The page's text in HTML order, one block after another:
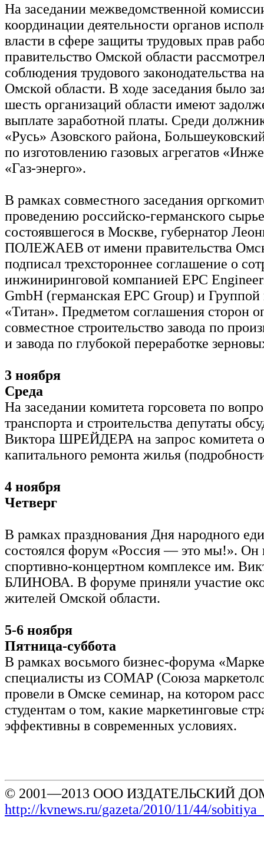
На заседании межведомственной
координации деятельности органов
власти в сфере защиты трудовых прав
правительство Омской области
соблюдения трудового законодательства
Омской области. В ходе заседания было
шесть организаций области имеют
выплате заработной платы. Среди
«Русь» Азовского района,
по изготовлению газовых агрегатов
«Газ-энерго».
В рамках совместного заседания
проведению российско-германского
состоявшегося в Москве, губернатор
ПОЛЕЖАЕВ от имени правительства
подписал трехстороннее соглашение о
инжиниринговой компанией EPC
GmbH (германская EPC Group) и
«Титан». Предметом соглашения сторон
совместное строительство завода по
и завода по глубокой переработке
3 ноября
Среда
На заседании комитета горсовета по
транспорта и строительства депутаты
Виктора ШРЕЙДЕРА на запрос комитета о
капитального ремонта жилья
4 ноября
Четверг
В рамках празднования Дня народного
состоялся форум «Россия — это мы!». Он
спортивно-концертном комплексе им.
БЛИНОВА. В форуме приняли участие
жителей Омской области.
5-6 ноября
Пятница-суббота
В рамках восьмого бизнес-форума
специалисты из СОМАР (Союза
провели в Омске семинар, на котором
студентам о том, какие маркетинговые
эффективны в современных условиях.
© 2001—2013 ООО ИЗДАТЕЛЬСКИЙ
http://kvnews.ru/gazeta/2010/11/44/